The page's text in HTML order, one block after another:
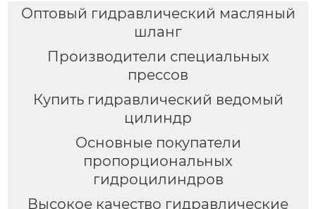
Оптовый гидравлический масляный
шланг
Производители специальных
прессов
Купить гидравлический ведомый
цилиндр
Основные покупатели
пропорциональных
гидроцилиндров
Высокое качество гидравлические